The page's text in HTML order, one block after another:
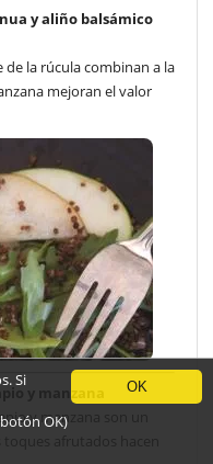
y aliño balsámico
de la rúcula combinan a la
mejoran el valor
y manzana
y manzana son un
afrutados hacen
OK
Si
OK)